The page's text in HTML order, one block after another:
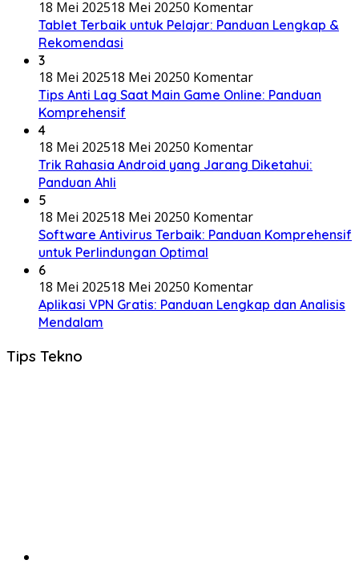
18 Mei 202518 Mei 20250 Komentar
Tablet Terbaik untuk Pelajar: Panduan Lengkap &
Rekomendasi
3
18 Mei 202518 Mei 20250 Komentar
Tips Anti Lag Saat Main Game Online: Panduan
Komprehensif
4
18 Mei 202518 Mei 20250 Komentar
Trik Rahasia Android yang Jarang Diketahui:
Panduan Ahli
5
18 Mei 202518 Mei 20250 Komentar
Software Antivirus Terbaik: Panduan Komprehensif
untuk Perlindungan Optimal
6
18 Mei 202518 Mei 20250 Komentar
Aplikasi VPN Gratis: Panduan Lengkap dan Analisis
Mendalam
Tips Tekno